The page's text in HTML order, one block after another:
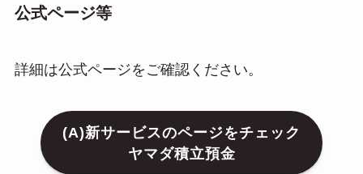
公式ページ等
詳細は公式ページをご確認ください。
(A)新サービスのページをチェック
ヤマダ積立預金